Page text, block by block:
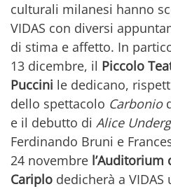
culturali milanesi hanno
VIDAS con diversi
di stima e affetto. In
13 dicembre, il Piccolo
Puccini le dedicano,
dello spettacolo Carbonio
e il debutto di Alice
Ferdinando Bruni e
24 novembre l’Auditorium
Cariplo dedicherà a